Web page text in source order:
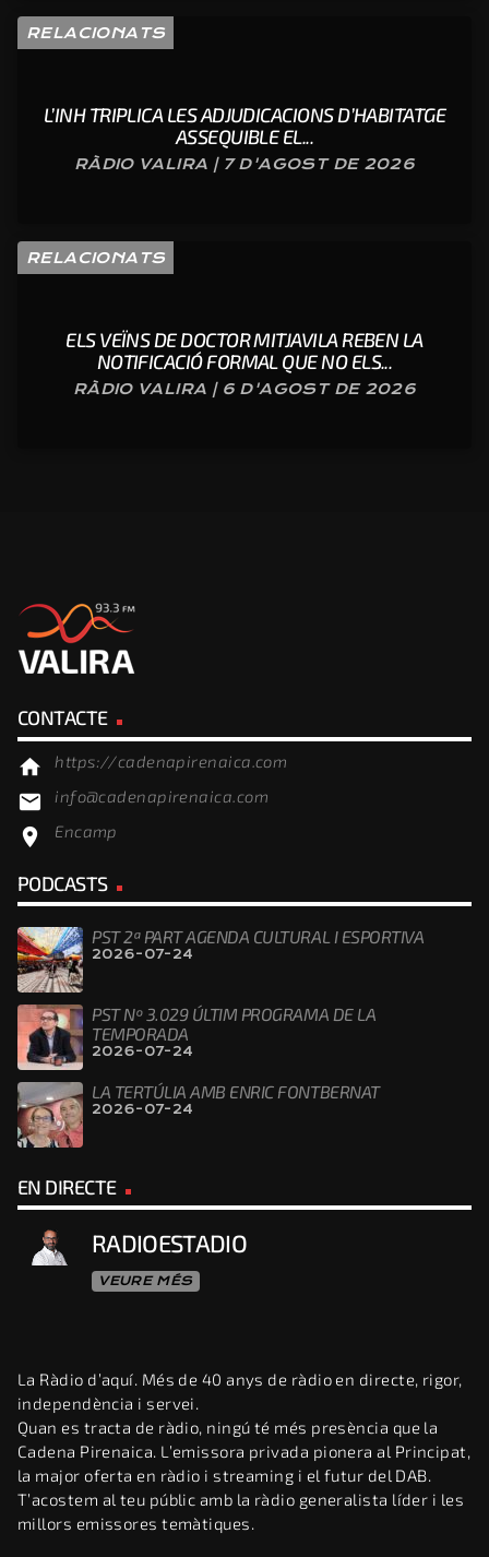
RELACIONATS
L’INH TRIPLICA LES ADJUDICACIONS D’HABITATGE
ASSEQUIBLE EL...
RÀDIO VALIRA | 7 D'AGOST DE 2026
RELACIONATS
ELS VEÏNS DE DOCTOR MITJAVILA REBEN LA
NOTIFICACIÓ FORMAL QUE NO ELS...
RÀDIO VALIRA | 6 D'AGOST DE 2026
CONTACTE
home https://cadenapirenaica.com
email info@cadenapirenaica.com
location_on Encamp
PODCASTS
PST 2ª PART AGENDA CULTURAL I ESPORTIVA
2026-07-24
PST Nº 3.029 ÚLTIM PROGRAMA DE LA
TEMPORADA
2026-07-24
LA TERTÚLIA AMB ENRIC FONTBERNAT
2026-07-24
EN DIRECTE
RADIOESTADIO
VEURE MÉS
La Ràdio d’aquí. Més de 40 anys de ràdio en directe, rigor,
independència i servei.
Quan es tracta de ràdio, ningú té més presència que la
Cadena Pirenaica. L’emissora privada pionera al Principat,
la major oferta en ràdio i streaming i el futur del DAB.
T’acostem al teu públic amb la ràdio generalista líder i les
millors emissores temàtiques.